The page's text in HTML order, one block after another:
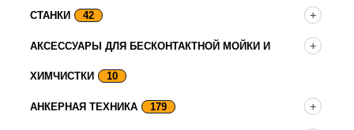
СТАНКИ 42
АКСЕССУАРЫ ДЛЯ БЕСКОНТАКТНОЙ МОЙКИ И
ХИМЧИСТКИ 10
АНКЕРНАЯ ТЕХНИКА 179